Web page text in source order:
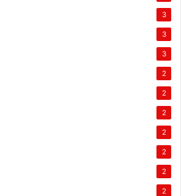
3
3
3
2
2
2
2
2
2
2